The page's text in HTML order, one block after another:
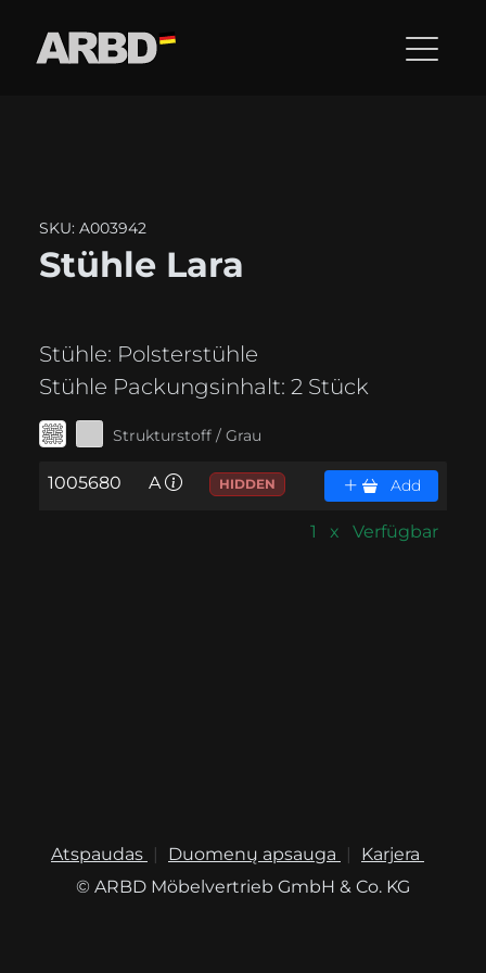
SKU: A003942
Stühle Lara
Stühle: Polsterstühle
Stühle Packungsinhalt: 2 Stück
Strukturstoff / Grau
1005680 A HIDDEN Add
1 x Verfügbar
Atspaudas Duomenų apsauga
Karjera
© ARBD Möbelvertrieb GmbH & Co. KG